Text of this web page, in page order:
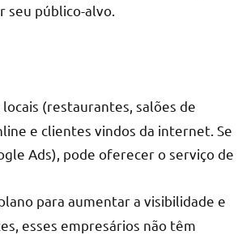
seu público-alvo.
(restaurantes, salões de
e clientes vindos da internet. Se
Ads), pode oferecer o serviço de
para aumentar a visibilidade e
esses empresários não têm